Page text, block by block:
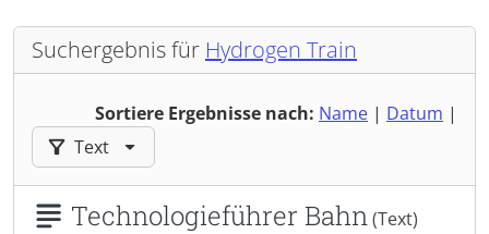
Suchergebnis für Hydrogen Train
Sortiere Ergebnisse nach: Name | Datum |
Ergebnisse filtern nach:
Text
Technologieführer Bahn(Text)